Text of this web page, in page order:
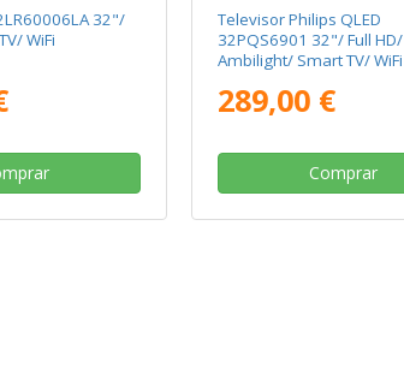
32"/
WiFi
Televisor Philips QLED
32PQS6901 32"/ Full HD/
Ambilight/ Smart TV/ WiFi
289,00 €
Comprar